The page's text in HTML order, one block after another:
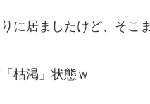
に居ましたけど、そこ
枯渇」状態ｗ